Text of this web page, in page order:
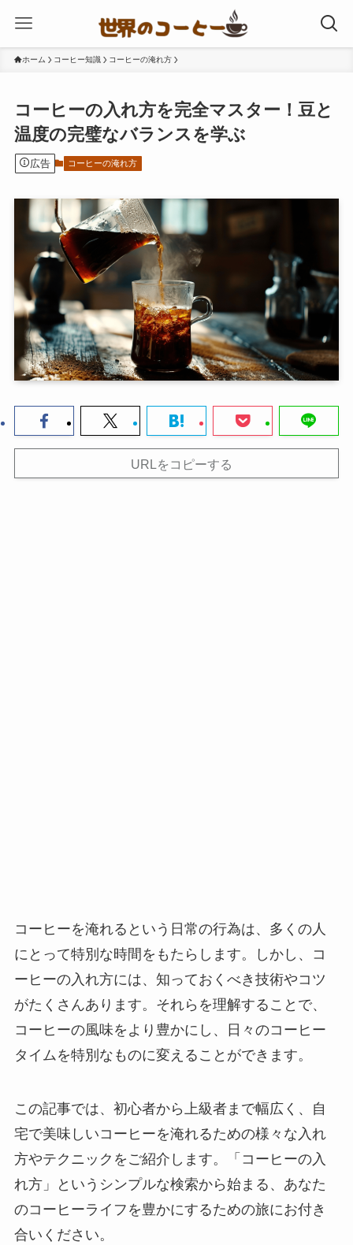
ホーム コーヒー知識 コーヒーの淹れ方
コーヒーの入れ方を完全マスター！豆と
温度の完璧なバランスを学ぶ
広告 コーヒーの淹れ方
URLをコピーする
コーヒーを淹れるという日常の行為は、多くの人
にとって特別な時間をもたらします。しかし、コ
ーヒーの入れ方には、知っておくべき技術やコツ
がたくさんあります。それらを理解することで、
コーヒーの風味をより豊かにし、日々のコーヒー
タイムを特別なものに変えることができます。
この記事では、初心者から上級者まで幅広く、自
宅で美味しいコーヒーを淹れるための様々な入れ
方やテクニックをご紹介します。「コーヒーの入
れ方」というシンプルな検索から始まる、あなた
のコーヒーライフを豊かにするための旅にお付き
合いください。